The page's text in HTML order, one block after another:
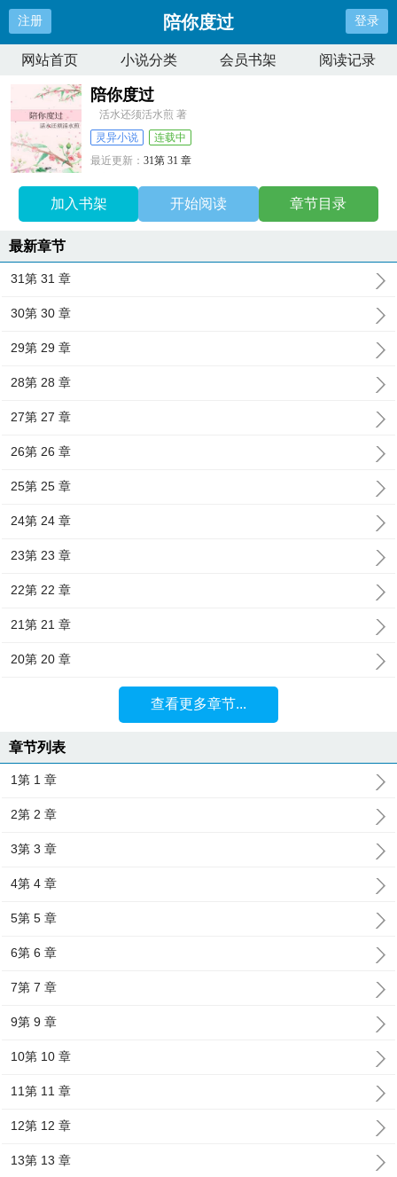
注册 陪你度过 登录
网站首页 小说分类 会员书架 阅读记录
陪你度过
活水还须活水煎 著
灵异小说
连载中
最近更新：31第 31 章
加入书架 开始阅读 章节目录
最新章节
31第 31 章
30第 30 章
29第 29 章
28第 28 章
27第 27 章
26第 26 章
25第 25 章
24第 24 章
23第 23 章
22第 22 章
21第 21 章
20第 20 章
查看更多章节...
章节列表
1第 1 章
2第 2 章
3第 3 章
4第 4 章
5第 5 章
6第 6 章
7第 7 章
9第 9 章
10第 10 章
11第 11 章
12第 12 章
13第 13 章